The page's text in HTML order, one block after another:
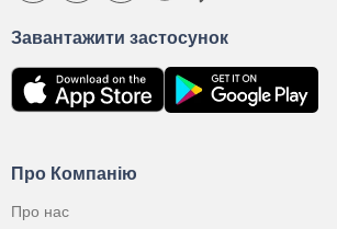
Про Компанію
Про нас
Завантажити застосунок